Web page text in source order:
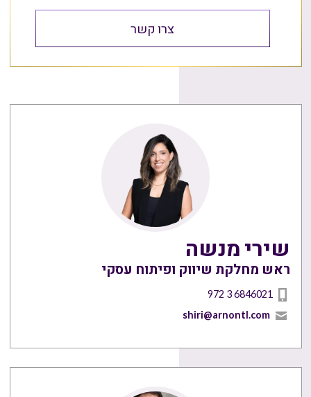
צרו קשר
שירי מנשה
ראש מחלקת שיווק ופיתוח עסקי
972 3 6846021
shiri@arnontl.com